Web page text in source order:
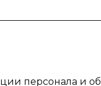
персонала и